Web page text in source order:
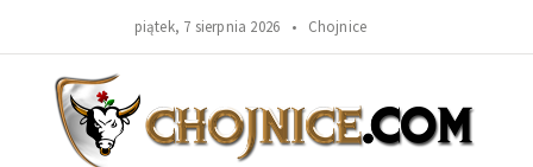
piątek, 7 sierpnia 2026 • Chojnice